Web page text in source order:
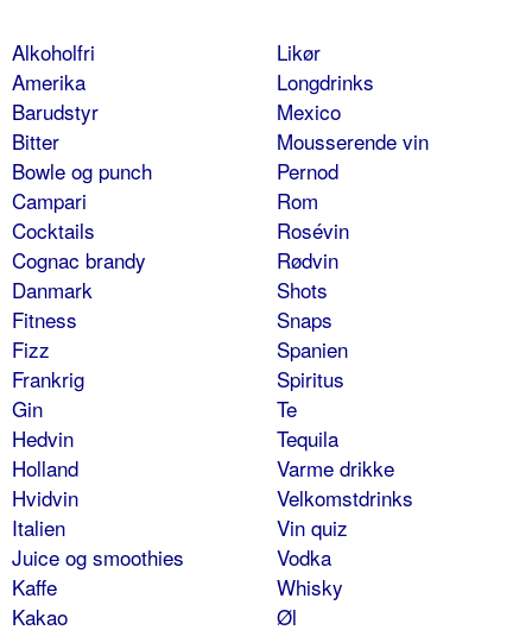
Alkoholfri
Amerika
Barudstyr
Bitter
Bowle og punch
Campari
Cocktails
Cognac brandy
Danmark
Fitness
Fizz
Frankrig
Gin
Hedvin
Holland
Hvidvin
Italien
Juice og smoothies
Kaffe
Kakao
Likør
Longdrinks
Mexico
Mousserende vin
Pernod
Rom
Rosévin
Rødvin
Shots
Snaps
Spanien
Spiritus
Te
Tequila
Varme drikke
Velkomstdrinks
Vin quiz
Vodka
Whisky
Øl